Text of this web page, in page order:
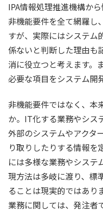
IPA情報処理推進機構か
非機能要件を全て網羅し
すが、実際にはシステム
係ないと判断した理由も
消に役立つと考えます。
必要な項目をシステム開
非機能要件ではなく、本
か。IT化する業務やシス
外部のシステムやアクタ
り取りしたりする情報を
には多様な業務やシステ
現方法は多岐に渡り、標
ることは現実的ではあり
業務に関しては、発注者